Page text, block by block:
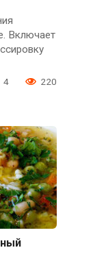
Включает
4 220